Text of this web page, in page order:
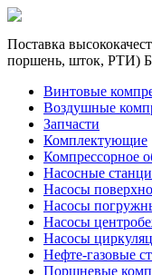
Поставка
поршень, шток, РТИ)
Винтовые
Воздушные
Запчасти
Комплектующие
Компрессорное
Насосные
Насосы
Насосы
Насосы
Насосы
Нефте-газовые
Поршневые